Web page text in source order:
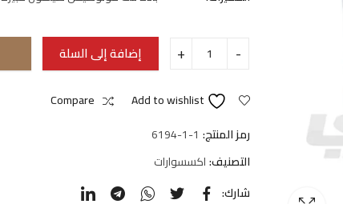
إضافة إلى السلة
Add to wishlist
Compare
رمز المنتج: 6194-1-1
التصنيف:اكسسوارات
شارك: